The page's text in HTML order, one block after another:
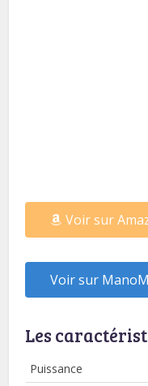
Voir sur
Voir sur
Les
Puissance